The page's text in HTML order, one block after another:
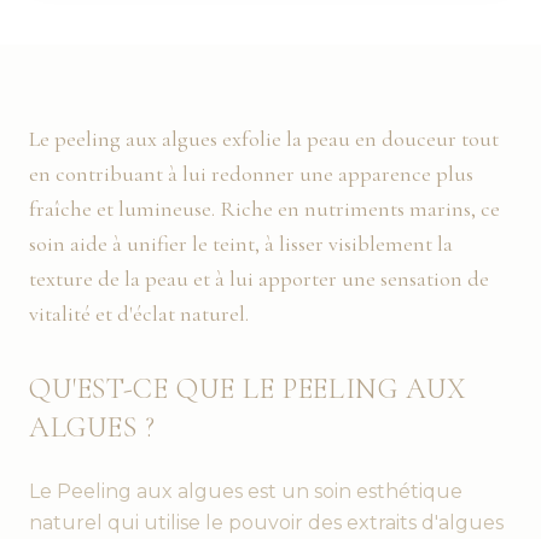
Le peeling aux algues exfolie la peau en douceur tout
en contribuant à lui redonner une apparence plus
fraîche et lumineuse. Riche en nutriments marins, ce
soin aide à unifier le teint, à lisser visiblement la
texture de la peau et à lui apporter une sensation de
vitalité et d'éclat naturel.
QU'EST-CE QUE LE PEELING AUX
ALGUES ?
Le Peeling aux algues est un soin esthétique
naturel qui utilise le pouvoir des extraits d'algues